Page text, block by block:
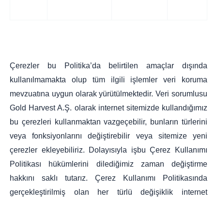
Çerezler bu Politika’da belirtilen amaçlar dışında
kullanılmamakta olup tüm ilgili işlemler veri koruma
mevzuatına uygun olarak yürütülmektedir. Veri sorumlusu
Gold Harvest A.Ş. olarak internet sitemizde kullandığımız
bu çerezleri kullanmaktan vazgeçebilir, bunların türlerini
veya fonksiyonlarını değiştirebilir veya sitemize yeni
çerezler ekleyebiliriz. Dolayısıyla işbu Çerez Kullanımı
Politikası hükümlerini dilediğimiz zaman değiştirme
hakkını saklı tutarız. Çerez Kullanımı Politikasında
gerçekleştirilmiş olan her türlü değişiklik internet